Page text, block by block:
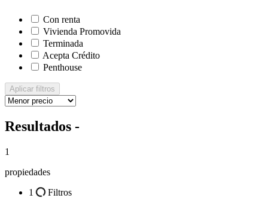
Con renta
Vivienda Promovida
Terminada
Acepta Crédito
Penthouse
Aplicar filtros
Resultados -
1
propiedades
1
Filtros